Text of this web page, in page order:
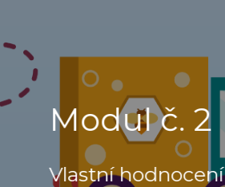
Modul č. 2
Vlastní hodnocení